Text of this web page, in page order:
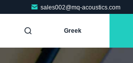
sales002@mq-acoustics.com
Greek